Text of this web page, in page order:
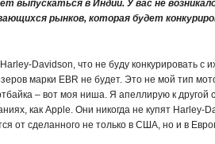
выпускаться в Индии. У вас не
рынков, которая будет
Davidson, что не буду конкурировать с
марки EBR не будет. Это не мой тип
– вот моя ниша. Я апеллирую к другой
как Apple. Они никогда не купят Harley-
от сделанного не только в США, но и в